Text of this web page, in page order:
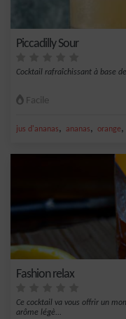
Piccadilly Sour
Cocktail rafraîchissant à base
Facile
jus d'ananas, ananas, orange,
Fashion relax
Ce cocktail va vous offrir un
arôme légè...